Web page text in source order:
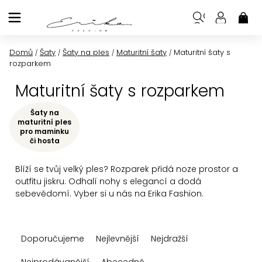
na
Domů / Šaty / Šaty na ples / Maturitní šaty / Maturitní šaty s
rozparkem
Maturitní šaty s rozparkem
Blíží se tvůj velký ples? Rozparek přidá noze prostor a
outfitu jiskru. Odhalí nohy s elegancí a dodá
sebevědomí. Vyber si u nás na Erika Fashion.
Šaty na
maturitní ples
pro maminku
či hosta
aDoporučujeme Nejlevnější
Nejdražší